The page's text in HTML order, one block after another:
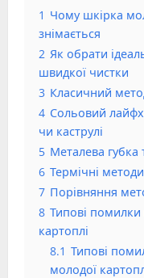
1 Чому шкірка
знімається
2 Як обрати
швидкої чистки
3 Класичний
4 Сольовий
чи каструлі
5 Металева губка
6 Термічні
7 Порівняння
8 Типові
картоплі
8.1 Типові
молодої